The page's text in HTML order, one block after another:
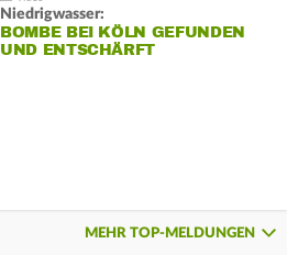
Niedrigwasser:
BOMBE BEI KÖLN GEFUNDEN
UND ENTSCHÄRFT
MEHR TOP-MELDUNGEN